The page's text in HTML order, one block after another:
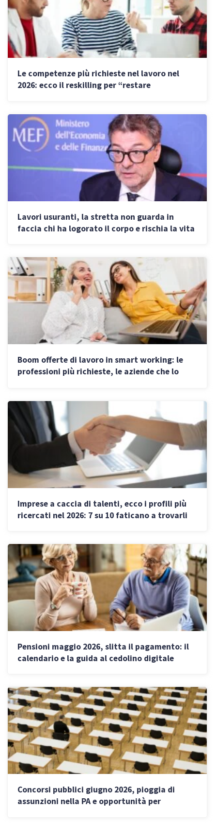
Le competenze più richieste nel lavoro nel
2026: ecco il reskilling per “restare
Lavori usuranti, la stretta non guarda in
faccia chi ha logorato il corpo e rischia la vita
Boom offerte di lavoro in smart working: le
professioni più richieste, le aziende che lo
Imprese a caccia di talenti, ecco i profili più
ricercati nel 2026: 7 su 10 faticano a trovarli
Pensioni maggio 2026, slitta il pagamento: il
calendario e la guida al cedolino digitale
Concorsi pubblici giugno 2026, pioggia di
assunzioni nella PA e opportunità per